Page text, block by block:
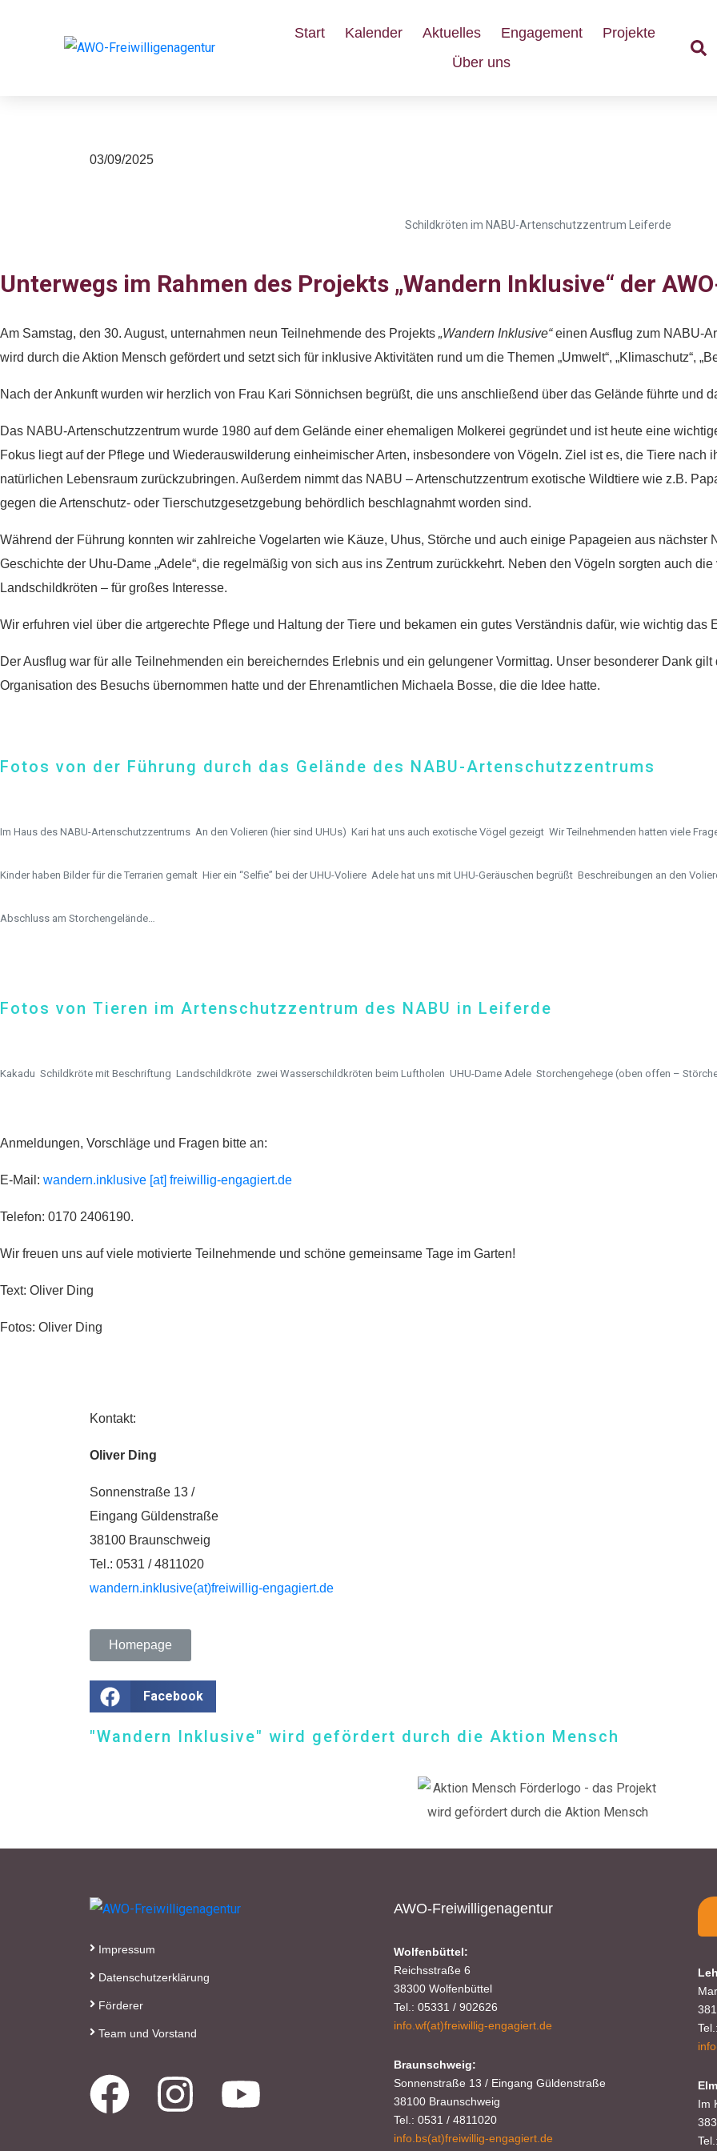
Start Kalender Aktuelles Engagement
Projekte
Über uns
03/09/2025
Schildkröten im NABU-Artenschutzzentrum Leiferde
Unterwegs im Rahmen des Projekts „Wandern Inklusive“ der
Am Samstag, den 30. August, unternahmen neun Teilnehmende des Projekts „Wandern Inklusive“ einen Ausflug zum NABU-
wird durch die Aktion Mensch gefördert und setzt sich für inklusive Aktivitäten rund um die Themen „Umwelt“, „Klimaschutz“,
Nach der Ankunft wurden wir herzlich von Frau Kari Sönnichsen begrüßt, die uns anschließend über das Gelände führte und
Das NABU-Artenschutzzentrum wurde 1980 auf dem Gelände einer ehemaligen Molkerei gegründet und ist heute eine
Fokus liegt auf der Pflege und Wiederauswilderung einheimischer Arten, insbesondere von Vögeln. Ziel ist es, die Tiere
natürlichen Lebensraum zurückzubringen. Außerdem nimmt das NABU – Artenschutzzentrum exotische Wildtiere wie z.B.
gegen die Artenschutz- oder Tierschutzgesetzgebung behördlich beschlagnahmt worden sind.
Während der Führung konnten wir zahlreiche Vogelarten wie Käuze, Uhus, Störche und auch einige Papageien aus
Geschichte der Uhu-Dame „Adele“, die regelmäßig von sich aus ins Zentrum zurückkehrt. Neben den Vögeln sorgten auch
Landschildkröten – für großes Interesse.
Wir erfuhren viel über die artgerechte Pflege und Haltung der Tiere und bekamen ein gutes Verständnis dafür, wie wichtig das
Der Ausflug war für alle Teilnehmenden ein bereicherndes Erlebnis und ein gelungener Vormittag. Unser besonderer Dank
Organisation des Besuchs übernommen hatte und der Ehrenamtlichen Michaela Bosse, die die Idee hatte.
Fotos von der Führung durch das Gelände des NABU-Artenschutzzentrums
Im Haus des NABU-Artenschutzzentrums An den Volieren (hier sind UHUs) Kari hat uns auch exotische Vögel gezeigt Wir Teilnehmenden hatten viele
Kinder haben Bilder für die Terrarien gemalt Hier ein “Selfie” bei der UHU-Voliere Adele hat uns mit UHU-Geräuschen begrüßt Beschreibungen an den
Abschluss am Storchengelände…
Fotos von Tieren im Artenschutzzentrum des NABU in Leiferde
Kakadu Schildkröte mit Beschriftung Landschildkröte zwei Wasserschildkröten beim Luftholen UHU-Dame Adele Storchengehege (oben offen –
Anmeldungen, Vorschläge und Fragen bitte an:
E-Mail: wandern.inklusive [at] freiwillig-engagiert.de
Telefon: 0170 2406190.
Wir freuen uns auf viele motivierte Teilnehmende und schöne gemeinsame Tage im Garten!
Text: Oliver Ding
Fotos: Oliver Ding
Kontakt:
Oliver Ding
Sonnenstraße 13 /
Eingang Güldenstraße
38100 Braunschweig
Tel.: 0531 / 4811020
wandern.inklusive(at)freiwillig-engagiert.de
Homepage
Facebook
"Wandern Inklusive" wird gefördert durch die Aktion Mensch
Impressum
Datenschutzerklärung
Förderer
Team und Vorstand
AWO-Freiwilligenagentur
Wolfenbüttel:
Reichsstraße 6
38300 Wolfenbüttel
Tel.: 05331 / 902626
info.wf(at)freiwillig-engagiert.de
Braunschweig:
Sonnenstraße 13 / Eingang Güldenstraße
38100 Braunschweig
Tel.: 0531 / 4811020
info.bs(at)freiwillig-engagiert.de
Im
ausstellen.